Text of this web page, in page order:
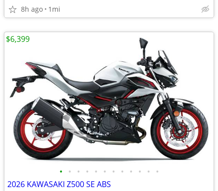
8h ago 1mi
• • • • • • • • • • • •
2026 KAWASAKI Z500 SE ABS
$6,399